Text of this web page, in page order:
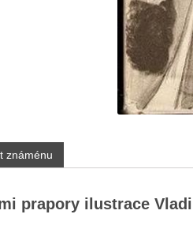
známénu
prapory ilustrace